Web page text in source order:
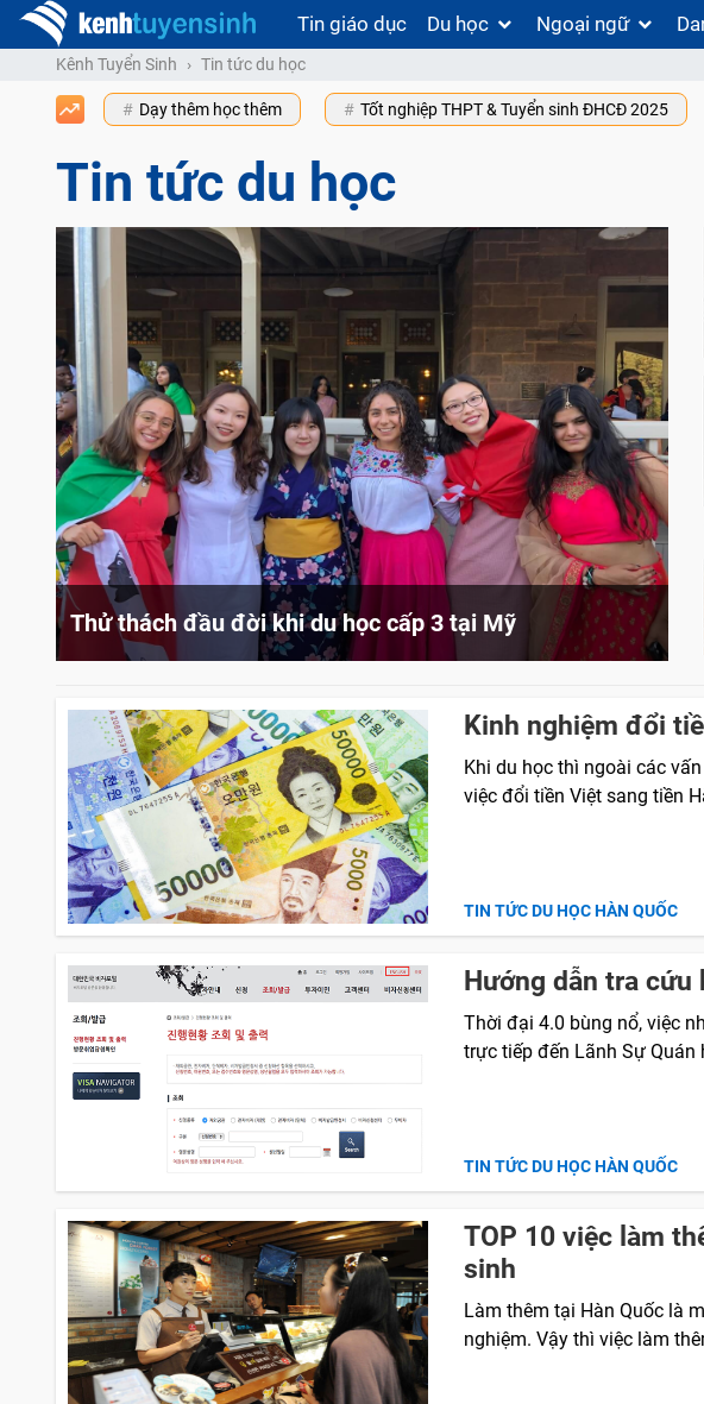
Tin giáo dục Du học Ngoại ngữ
Kênh Tuyển Sinh Tin tức du học
Dạy thêm học thêm Tốt nghiệp THPT & Tuyển sinh ĐHCĐ 2025
Tin tức du học
Thử thách đầu đời khi du học cấp 3 tại Mỹ
Kinh nghiệm đổi
Khi du học thì ngoài các
việc đổi tiền Việt sang tiền
TIN TỨC DU HỌC HÀN QUỐC
Hướng dẫn tra cứu
Thời đại 4.0 bùng nổ, việc
trực tiếp đến Lãnh Sự
TIN TỨC DU HỌC HÀN QUỐC
TOP 10 việc làm
sinh
Làm thêm tại Hàn Quốc là
nghiệm. Vậy thì việc làm